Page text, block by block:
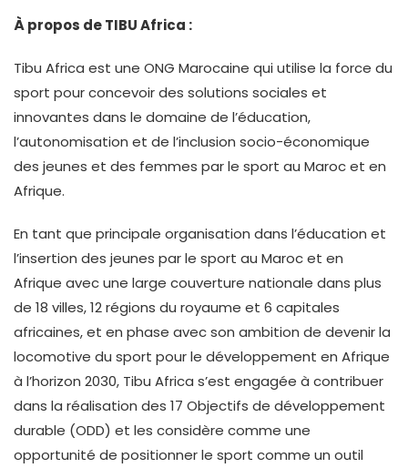
À propos de TIBU Africa :
Tibu Africa est une ONG Marocaine qui utilise la force du
sport pour concevoir des solutions sociales et
innovantes dans le domaine de l’éducation,
l’autonomisation et de l’inclusion socio-économique
des jeunes et des femmes par le sport au Maroc et en
Afrique.
En tant que principale organisation dans l’éducation et
l’insertion des jeunes par le sport au Maroc et en
Afrique avec une large couverture nationale dans plus
de 18 villes, 12 régions du royaume et 6 capitales
africaines, et en phase avec son ambition de devenir la
locomotive du sport pour le développement en Afrique
à l’horizon 2030, Tibu Africa s’est engagée à contribuer
dans la réalisation des 17 Objectifs de développement
durable (ODD) et les considère comme une
opportunité de positionner le sport comme un outil